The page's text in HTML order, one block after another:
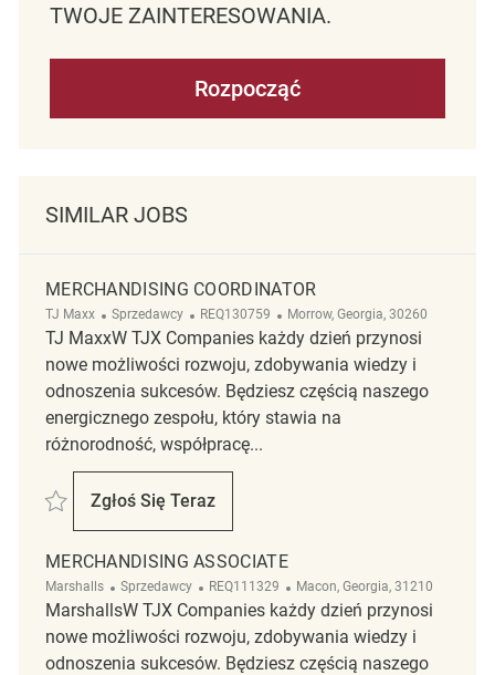
TWOJE ZAINTERESOWANIA.
Rozpocząć
SIMILAR JOBS
MERCHANDISING COORDINATOR
TJ Maxx Kategoria
Sprzedawcy ReqId
REQ130759 Lokalizacja
Morrow, Georgia, 30260
TJ MaxxW TJX Companies każdy dzień przynosi
nowe możliwości rozwoju, zdobywania wiedzy i
odnoszenia sukcesów. Będziesz częścią naszego
energicznego zespołu, który stawia na
różnorodność, współpracę...
Zapisać Merchandising Coordinator REQ130759
Zgłoś Się Teraz
Merchandising Coordinator
MERCHANDISING ASSOCIATE
Marshalls Kategoria
Sprzedawcy ReqId
REQ111329 Lokalizacja
Macon, Georgia, 31210
MarshallsW TJX Companies każdy dzień przynosi
nowe możliwości rozwoju, zdobywania wiedzy i
odnoszenia sukcesów. Będziesz częścią naszego